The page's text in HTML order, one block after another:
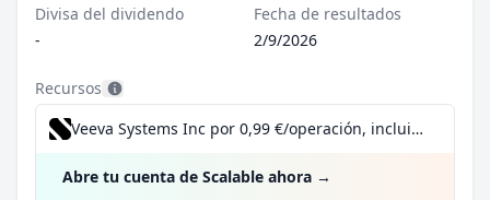
Divisa del dividendo
-
Fecha de resultados
2/9/2026
Recursos
Veeva Systems Inc por 0,99 €/operación, incluido el Dividend Reinvestment Plan
Abre tu cuenta de Scalable ahora →